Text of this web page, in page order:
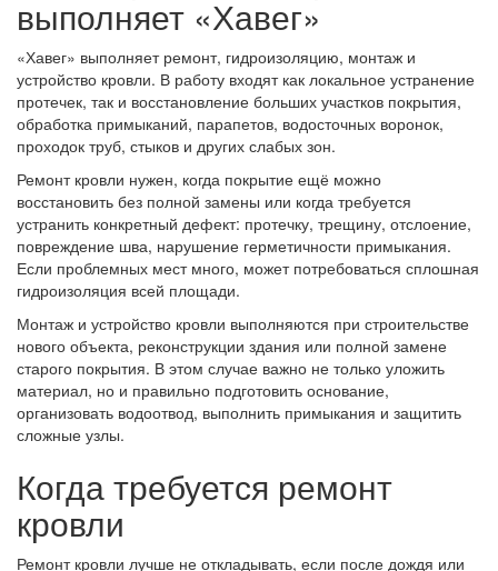
выполняет «Хавег»
«Хавег» выполняет ремонт, гидроизоляцию, монтаж и
устройство кровли. В работу входят как локальное устранение
протечек, так и восстановление больших участков покрытия,
обработка примыканий, парапетов, водосточных воронок,
проходок труб, стыков и других слабых зон.
Ремонт кровли нужен, когда покрытие ещё можно
восстановить без полной замены или когда требуется
устранить конкретный дефект: протечку, трещину, отслоение,
повреждение шва, нарушение герметичности примыкания.
Если проблемных мест много, может потребоваться сплошная
гидроизоляция всей площади.
Монтаж и устройство кровли выполняются при строительстве
нового объекта, реконструкции здания или полной замене
старого покрытия. В этом случае важно не только уложить
материал, но и правильно подготовить основание,
организовать водоотвод, выполнить примыкания и защитить
сложные узлы.
Когда требуется ремонт
кровли
Ремонт кровли лучше не откладывать, если после дождя или